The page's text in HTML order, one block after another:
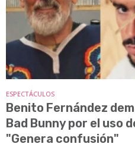
ESPECTÁCULOS
Benito Fernández
Bad Bunny por el uso
"Genera confusión"